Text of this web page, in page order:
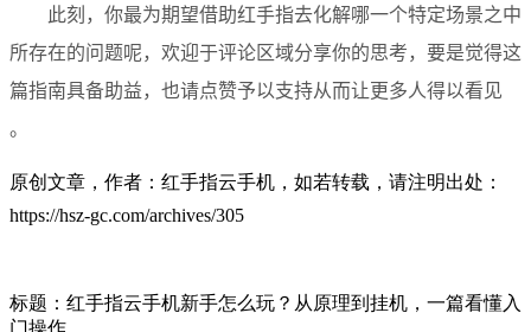
此刻，你最为期望借助红手指去化解哪一个特定场景之中
所存在的问题呢，欢迎于评论区域分享你的思考，要是觉得这
篇指南具备助益，也请点赞予以支持从而让更多人得以看见
。
原创文章，作者：红手指云手机，如若转载，请注明出处：
https://hsz-gc.com/archives/305
标题：红手指云手机新手怎么玩？从原理到挂机，一篇看懂入
门操作